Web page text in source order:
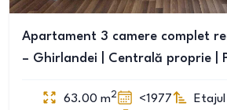
Apartament 3 camere complet
– Ghirlandei | Centrală proprie |
63.00 m2 <1977